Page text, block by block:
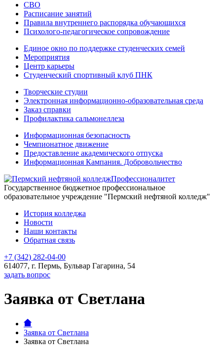
СВО
Расписание занятий
Правила внутреннего распорядка обучающихся
Психолого-педагогическое сопровождение
Единое окно по поддержке студенческих семей
Мероприятия
Центр карьеры
Студенческий спортивный клуб ПНК
Творческие студии
Электронная информационно-образовательная среда
Заказ справки
Профилактика сальмонеллеза
Информационная безопасность
Чемпионатное движение
Предоставление академического отпуска
Информационная Кампания. Добровольчество
Профессионалитет
Государственное бюджетное профессиональное
образовательное учреждение "Пермский нефтяной колледж"
История колледжа
Новости
Наши контакты
Обратная связь
+7 (342) 282-04-00
614077, г. Пермь, Бульвар Гагарина, 54
задать вопрос
Заявка от Светлана
Заявка от Светлана
Заявка от Светлана